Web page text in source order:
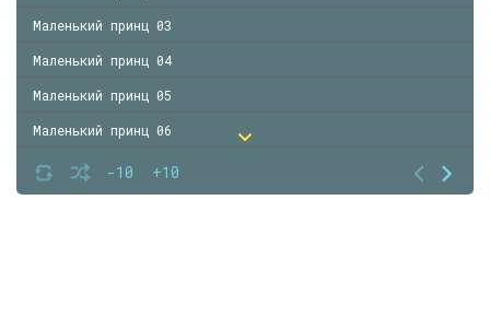
-10 +10
Маленький принц 03
Маленький принц 04
Маленький принц 05
Маленький принц 06
Маленький принц 07
Маленький принц 08